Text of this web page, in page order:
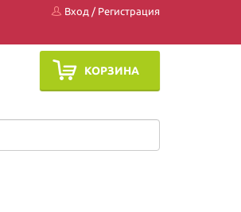
Вход / Регистрация
КОРЗИНА